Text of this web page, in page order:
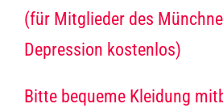
(für Mitglieder des
Depression kostenlos)
Bitte bequeme Kleidung